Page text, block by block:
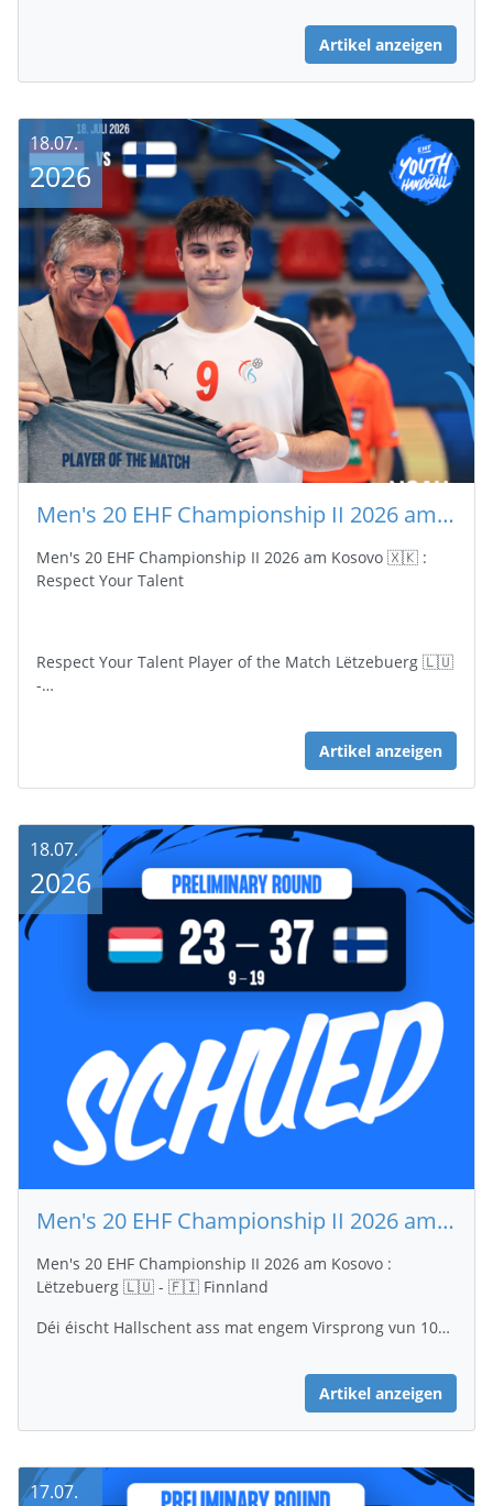
Artikel anzeigen
Men's 20 EHF Championship II 2026 am Kosovo 🇽🇰 : Respect Your Talent Lëtzebuerg 🇱🇺 - 🇫🇮 Finnland
Men's 20 EHF Championship II 2026 am Kosovo 🇽🇰 :
Respect Your Talent
Respect Your Talent Player of the Match Lëtzebuerg 🇱🇺
-…
Artikel anzeigen
18.07.
2026
Men's 20 EHF Championship II 2026 am Kosovo : Lëtzebuerg 🇱🇺 - 🇫🇮 Finnland : 23 - 37
Men's 20 EHF Championship II 2026 am Kosovo :
Lëtzebuerg 🇱🇺 - 🇫🇮 Finnland
Déi éischt Hallschent ass mat engem Virsprong vun 10…
Artikel anzeigen
18.07.
2026
17.07.